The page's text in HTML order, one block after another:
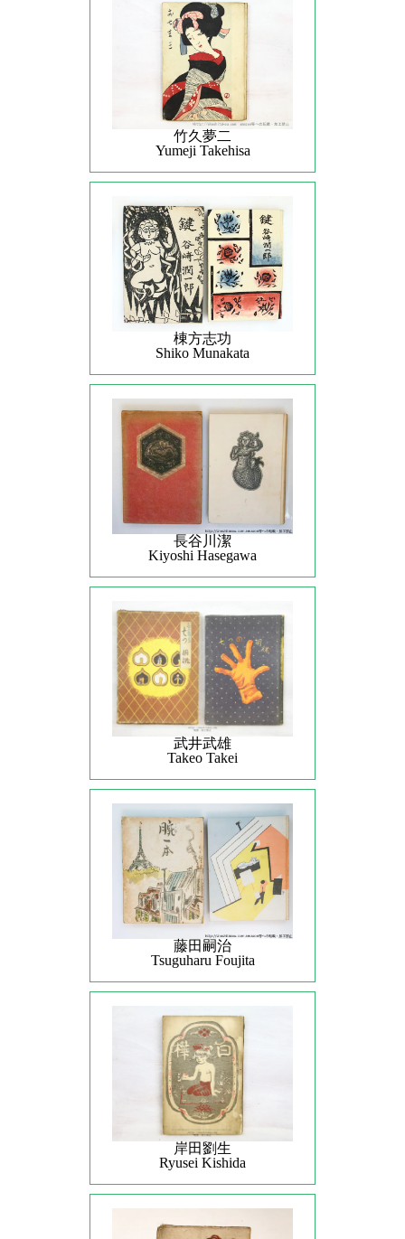
竹久夢二
Yumeji Takehisa
棟方志功
Shiko Munakata
長谷川潔
Kiyoshi Hasegawa
武井武雄
Takeo Takei
藤田嗣治
Tsuguharu Foujita
岸田劉生
Ryusei Kishida